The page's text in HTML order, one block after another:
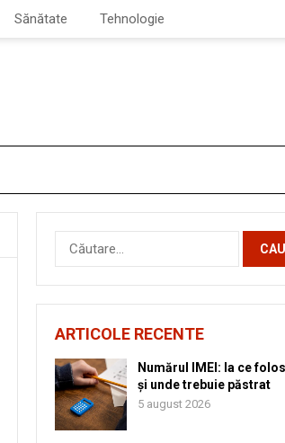
Sănătate Tehnologie
Caută
după:
ARTICOLE RECENTE
Numărul IMEI: la ce
și unde trebuie păstrat
5 august 2026